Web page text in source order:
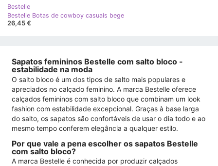
Bestelle
Bestelle Botas de cowboy casuais bege
26,45 €
Sapatos femininos Bestelle com salto bloco -
estabilidade na moda
O salto bloco é um dos tipos de salto mais populares e
apreciados no calçado feminino. A marca Bestelle oferece
calçados femininos com salto bloco que combinam um look
fashion com estabilidade excepcional. Graças à base larga
do salto, os sapatos são confortáveis ​​de usar o dia todo e ao
mesmo tempo conferem elegância a qualquer estilo.
Por que vale a pena escolher os sapatos Bestelle
com salto bloco?
A marca Bestelle é conhecida por produzir calçados